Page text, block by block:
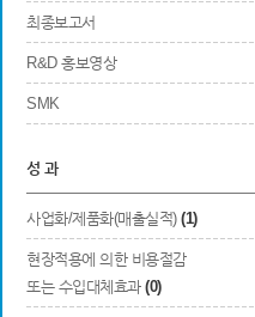
최종보고서
R&D 홍보영상
SMK
성 과
사업화/제품화(매출실적) (1)
현장적용에 의한 비용절감
또는 수입대체효과 (0)
법 제정 및 개선
※ 최종 연구개발 결과를 현장
Total0건
번호 구분